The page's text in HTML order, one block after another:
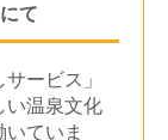
て
ービス」
い温泉文化
ていま